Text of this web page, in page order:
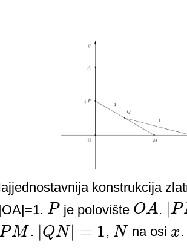
konstrukcija
P
P je polovište OA
¯ ¯
¯¯¯¯¯¯
OA¯ . P
PM| =
PM
¯ ¯
¯¯¯¯¯¯¯
PM ¯ . |QN| = 1
QN|=1 , N
N na osi x
x
.